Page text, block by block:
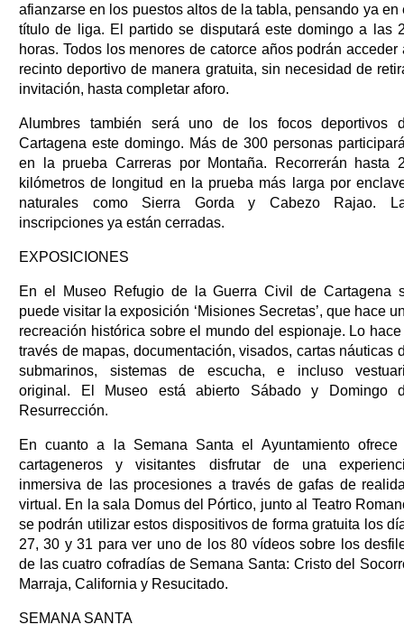
afianzarse en los puestos altos de la tabla, pensando ya en
título de liga. El partido se disputará este domingo a las
horas. Todos los menores de catorce años podrán acceder
recinto deportivo de manera gratuita, sin necesidad de
invitación, hasta completar aforo.
Alumbres también será uno de los focos deportivos
Cartagena este domingo. Más de 300 personas
en la prueba Carreras por Montaña. Recorrerán hasta
kilómetros de longitud en la prueba más larga por
naturales como Sierra Gorda y Cabezo Rajao.
inscripciones ya están cerradas.
EXPOSICIONES
En el Museo Refugio de la Guerra Civil de Cartagena
puede visitar la exposición ‘Misiones Secretas’, que hace
recreación histórica sobre el mundo del espionaje. Lo
través de mapas, documentación, visados, cartas náuticas
submarinos, sistemas de escucha, e incluso
original. El Museo está abierto Sábado y Domingo
Resurrección.
En cuanto a la Semana Santa el Ayuntamiento ofrece
cartageneros y visitantes disfrutar de una
inmersiva de las procesiones a través de gafas de
virtual. En la sala Domus del Pórtico, junto al Teatro
se podrán utilizar estos dispositivos de forma gratuita los
27, 30 y 31 para ver uno de los 80 vídeos sobre los
de las cuatro cofradías de Semana Santa: Cristo del
Marraja, California y Resucitado.
SEMANA SANTA